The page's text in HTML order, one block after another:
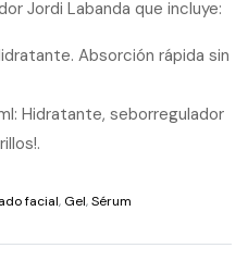
Jordi Labanda que incluye:
Absorción rápida sin
Hidratante, seborregulador
facial, Gel,Sérum